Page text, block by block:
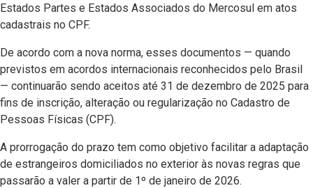
Estados Partes e Estados Associados do Mercosul em atos
cadastrais no CPF.
De acordo com a nova norma, esses documentos — quando
previstos em acordos internacionais reconhecidos pelo Brasil
— continuarão sendo aceitos até 31 de dezembro de 2025 para
fins de inscrição, alteração ou regularização no Cadastro de
Pessoas Físicas (CPF).
A prorrogação do prazo tem como objetivo facilitar a adaptação
de estrangeiros domiciliados no exterior às novas regras que
passarão a valer a partir de 1º de janeiro de 2026.